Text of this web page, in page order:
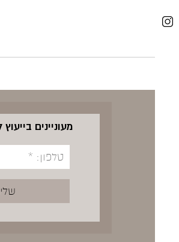
מעוניינים